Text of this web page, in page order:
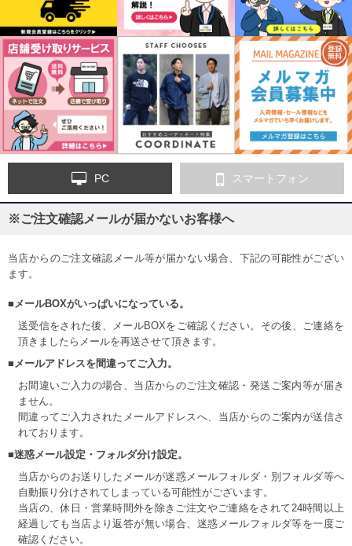
PC スマートフォン
※ご注文確認メールが届かないお客様へ
当店からのご注文確認メール等が届かない場合、下記の可能性がござい
ます。
■メールBOXがいっぱいになっている。
送受信をされた後、メールBOXをご確認ください。その後、ご連絡を
頂きましたらメールを再送させて頂きます。
■メールアドレスを間違ってご入力。
お間違いご入力の場合、当店からのご注文確認・発送ご案内等が届き
ません。
間違ってご入力されたメールアドレスへ、当店からのご案内が送信さ
れております。
■迷惑メール設定・フォルダ分け設定。
当店からのお送りしたメールが迷惑メールフォルダ・別フォルダ等へ
自動振り分けされてしまっている可能性がございます。
当店の、休日・営業時間外を除きご注文やご連絡をされて24時間以上
経過しても当店より返答が無い場合、迷惑メールフォルダ等を一度ご
確認ください。